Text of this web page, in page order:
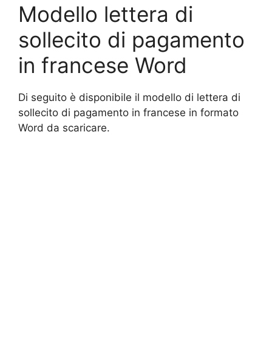
Modello lettera di
sollecito di pagamento
in francese Word
Di seguito è disponibile il modello di lettera di
sollecito di pagamento in francese in formato
Word da scaricare.